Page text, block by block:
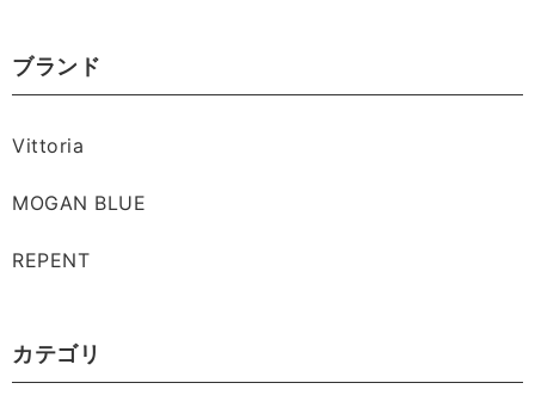
ブランド
Vittoria
MOGAN BLUE
REPENT
カテゴリ